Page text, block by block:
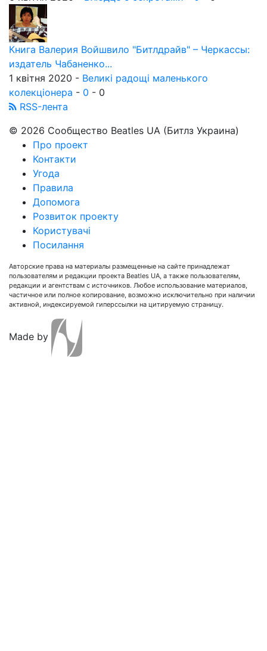
Книга Валерия Войшвило "Битлдрайв" – Черкассы:
издатель Чабаненко...
1 квітня 2020 - Великі радощі маленького
колекціонера - 0 - 0
RSS-лента
© 2026 Сообщество Beatles UA (Битлз Украина)
Про проект
Контакти
Угода
Правила
Допомога
Розвиток проекту
Користувачі
Посилання
Авторские права на материалы размещенные на сайте принадлежат
пользователям и редакции проекта Beatles UA, а также пользователям,
редакции и агентствам с источников. Любое использование материалов,
частичное или полное копирование, возможно исключительно при наличии
активной, индексируемой гиперссылки на цитируемую страницу.
Made by